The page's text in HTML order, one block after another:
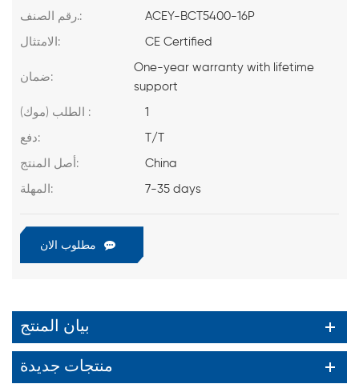
رقم الصنف.: ACEY-BCT5400-16P
الامتثال: CE Certified
ضمان:
One-year warranty with lifetime
support
الطلب (موك) : 1
دفع: T/T
أصل المنتج: China
المهلة: 7-35 days
مطلوب الان
بيان المنتج
منتجات جديدة